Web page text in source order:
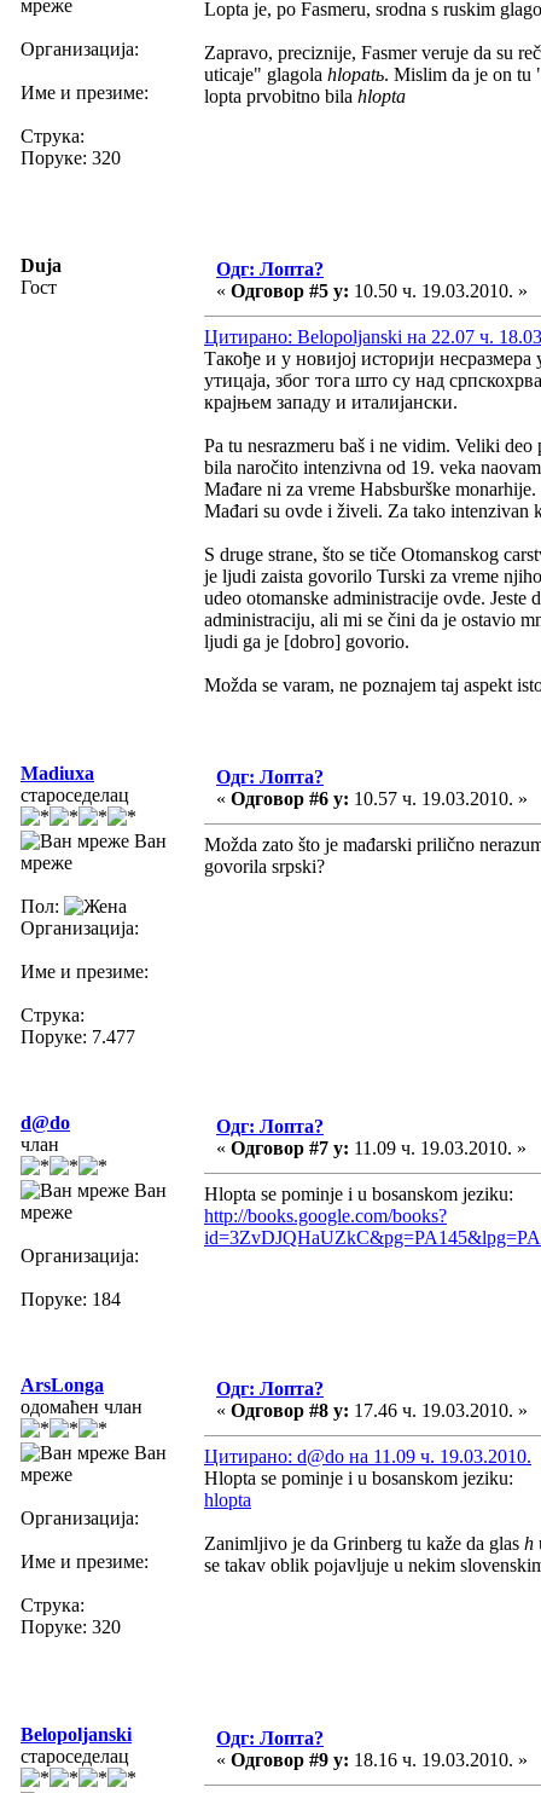
мреже
Организација:
Име и презиме:
Струка:
Поруке: 320
Lopta je, po Fasmeru, srodna s ruskim
Zapravo, preciznije, Fasmer veruje da su
uticaje" glagola hlopatь. Mislim da je on tu
lopta prvobitno bila hlopta
Duja
Гост
Одг: Лопта?
« Одговор #5 у: 10.50 ч. 19.03.2010. »
Цитирано: Belopoljanski на 22.07 ч.
Такође и у новијој историји
утицаја, због тога што су над
крајњем западу и италијански.
Pa tu nesrazmeru baš i ne vidim. Veliki
bila naročito intenzivna od 19. veka
Mađare ni za vreme Habsburške
Mađari su ovde i živeli. Za tako intenzivan
S druge strane, što se tiče Otomanskog
je ljudi zaista govorilo Turski za vreme
udeo otomanske administracije ovde.
administraciju, ali mi se čini da je ostavio
ljudi ga je [dobro] govorio.
Možda se varam, ne poznajem taj aspekt
Madiuxa
староседелац
Ван
мреже
Пол:
Организација:
Име и презиме:
Струка:
Поруке: 7.477
Одг: Лопта?
« Одговор #6 у: 10.57 ч. 19.03.2010. »
Možda zato što je mađarski prilično
govorila srpski?
d@do
члан
Ван
мреже
Организација:
Поруке: 184
Одг: Лопта?
« Одговор #7 у: 11.09 ч. 19.03.2010. »
Hlopta se pominje i u bosanskom jeziku:
http://books.google.com/books?
ArsLonga
одомаћен члан
Ван
мреже
Организација:
Име и презиме:
Струка:
Поруке: 320
Одг: Лопта?
« Одговор #8 у: 17.46 ч. 19.03.2010. »
Цитирано: d@do на 11.09 ч. 19.03.2010.
Hlopta se pominje i u bosanskom jeziku:
hlopta
Zanimljivo je da Grinberg tu kaže da glas h
se takav oblik pojavljuje u nekim
Belopoljanski
староседелац
Одг: Лопта?
« Одговор #9 у: 18.16 ч. 19.03.2010. »